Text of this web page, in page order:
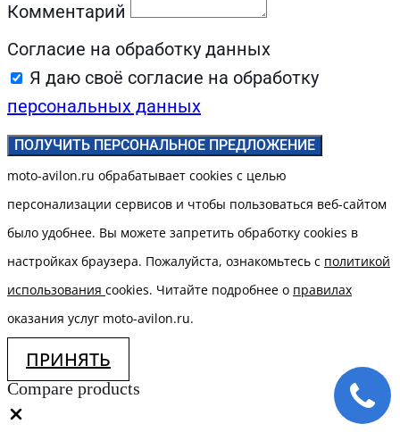
Комментарий
Согласие на обработку данных
Я даю своё согласие на обработку
персональных данных
ПОЛУЧИТЬ ПЕРСОНАЛЬНОЕ ПРЕДЛОЖЕНИЕ
moto-avilon.ru обрабатывает cookies с целью
персонализации сервисов и чтобы пользоваться веб-сайтом
было удобнее. Вы можете запретить обработку сookies в
настройках браузера. Пожалуйста, ознакомьтесь с политикой
использования cookies. Читайте подробнее о правилах
оказания услуг moto-avilon.ru.
ПРИНЯТЬ
Compare products